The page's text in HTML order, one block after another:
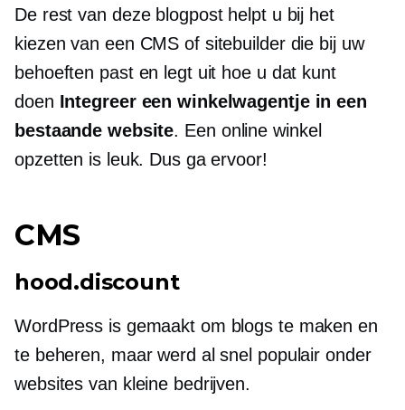
De rest van deze blogpost helpt u bij het
kiezen van een CMS of sitebuilder die bij uw
behoeften past en legt uit hoe u dat kunt
doen Integreer een winkelwagentje in een
bestaande website. Een online winkel
opzetten is leuk. Dus ga ervoor!
CMS
hood.discount
WordPress is gemaakt om blogs te maken en
te beheren, maar werd al snel populair onder
websites van kleine bedrijven.